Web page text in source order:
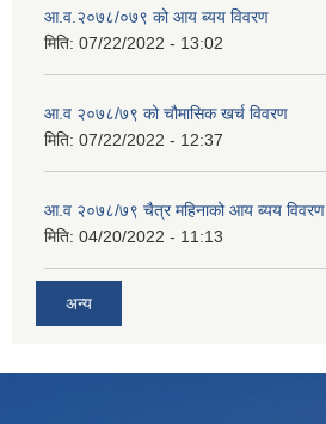
आ.व.२०७८/०७९ को आय ब्यय विवरण
मिति: 07/22/2022 - 13:02
आ.व २०७८/७९ को चौमासिक खर्च विवरण
मिति: 07/22/2022 - 12:37
आ.व २०७८/७९ चैत्र महिनाको आय ब्यय विवरण
मिति: 04/20/2022 - 11:13
अन्य